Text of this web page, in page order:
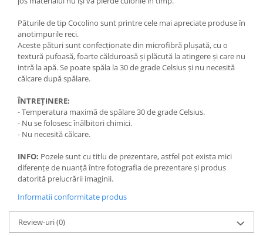
Păturile de tip Cocolino sunt printre cele mai apreciate produse în
anotimpurile reci.
Aceste pături sunt confecționate din microfibră plușată, cu o
textură pufoasă, foarte călduroasă și plăcută la atingere și care nu
intră la apă. Se poate spăla la 30 de grade Celsius și nu necesită
călcare după spălare.
ÎNTREȚINERE:
- Temperatura maximă de spălare 30 de grade Celsius.
- Nu se folosesc înălbitori chimici.
- Nu necesită călcare.
INFO: Pozele sunt cu titlu de prezentare, astfel pot exista mici
diferențe de nuanță între fotografia de prezentare și produs
datorită prelucrării imaginii.
Informatii conformitate produs
Review-uri(0)